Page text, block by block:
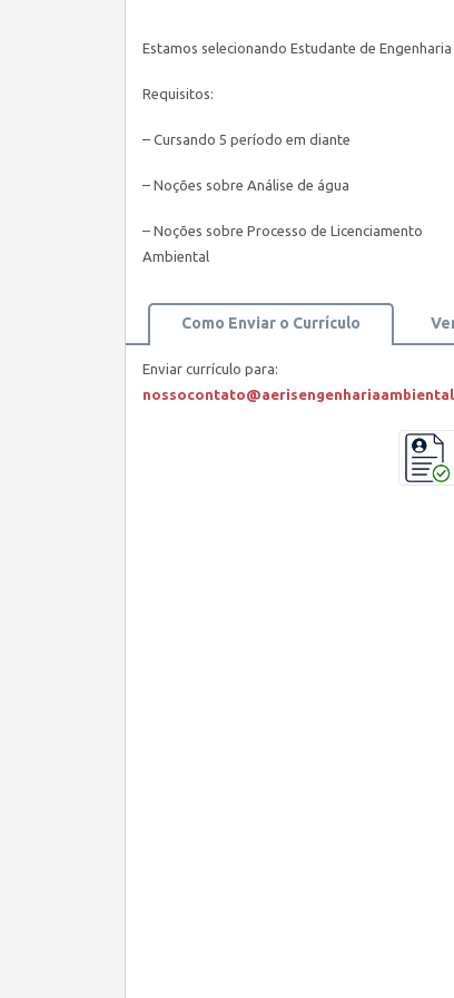
Estamos selecionando Estudante de
Requisitos:
– Cursando 5 período em diante
– Noções sobre Análise de água
– Noções sobre Processo de Licenciamento
Ambiental
Como Enviar o Currículo
Enviar currículo para: